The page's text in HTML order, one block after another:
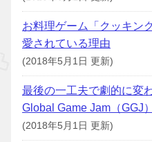
お料理ゲーム「クッキン
愛されている理由
(2018年5月1日 更新)
最後の一工夫で劇的に変
Global Game Jam（GGJ
(2018年5月1日 更新)